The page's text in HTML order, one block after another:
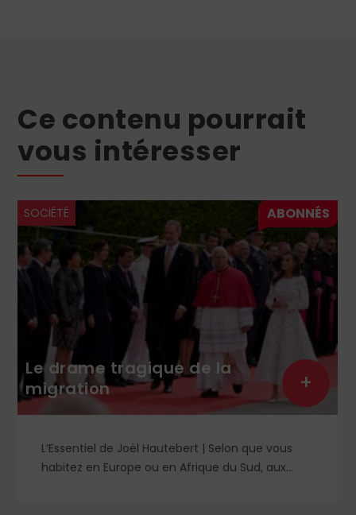
Ce contenu pourrait
vous intéresser
SOCIÉTÉ
Le drame tragique de la
migration
L’Essentiel de Joël Hautebert | Selon que vous
habitez en Europe ou en Afrique du Sud, aux
+